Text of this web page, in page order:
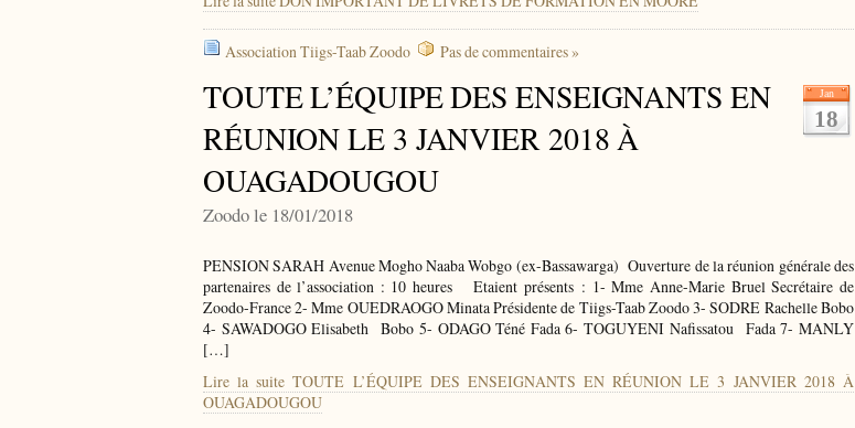
Association Tiigs-Taab Zoodo Pas de commentaires »
Jan
18
TOUTE L’ÉQUIPE DES ENSEIGNANTS EN
RÉUNION LE 3 JANVIER 2018 À
OUAGADOUGOU
Zoodo le 18/01/2018
PENSION SARAH Avenue Mogho Naaba Wobgo (ex-Bassawarga) Ouverture de la réunion générale des
partenaires de l’association : 10 heures Etaient présents : 1- Mme Anne-Marie Bruel Secrétaire de
Zoodo-France 2- Mme OUEDRAOGO Minata Présidente de Tiigs-Taab Zoodo 3- SODRE Rachelle Bobo
4- SAWADOGO Elisabeth Bobo 5- ODAGO Téné Fada 6- TOGUYENI Nafissatou Fada 7- MANLY
[…]
Lire la suite TOUTE L’ÉQUIPE DES ENSEIGNANTS EN RÉUNION LE 3 JANVIER 2018 À
OUAGADOUGOU